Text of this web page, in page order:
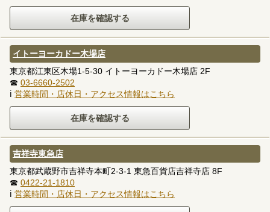
イトーヨーカドー木場店
東京都江東区木場1-5-30 イトーヨーカドー木場店 2F
☎ 03-6660-2502
ℹ 営業時間・店休日・アクセス情報はこちら
吉祥寺東急店
東京都武蔵野市吉祥寺本町2-3-1 東急百貨店吉祥寺店 8F
☎ 0422-21-1810
ℹ 営業時間・店休日・アクセス情報はこちら